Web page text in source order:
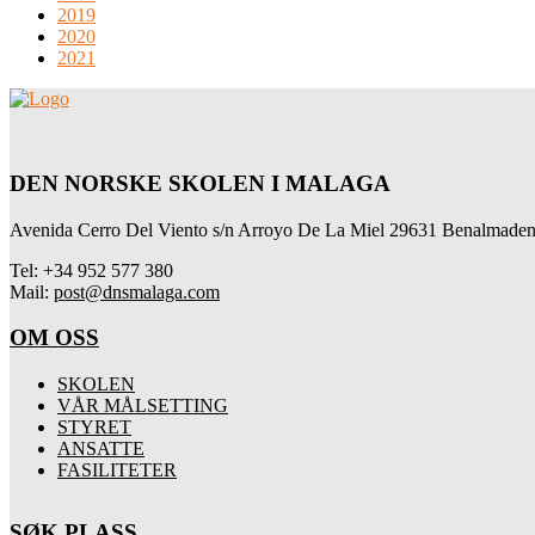
2019
2020
2021
DEN NORSKE SKOLEN I MALAGA
Avenida Cerro Del Viento s/n Arroyo De La Miel 29631
Tel: +34 952 577 380
Mail: post@dnsmalaga.com
OM OSS
SKOLEN
VÅR MÅLSETTING
STYRET
ANSATTE
FASILITETER